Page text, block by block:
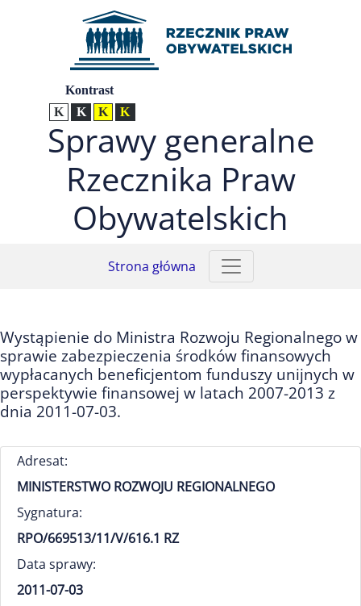
Przejdź do menu głównego (nacisnij Enter)
Przejdź do treści (nacisnij Enter)
Przejdź do mapy serwisu (nacisnij Enter)
UstawieniaKontrast
Kontrast normalny
Kontrast biały tekst na czarnym
Kontrast czarny tekst na żółtym
Sprawy generalne
Rzecznika Praw
Obywatelskich
Strona główna
Wystąpienie do Ministra Rozwoju Regionalnego w
sprawie zabezpieczenia środków finansowych
wypłacanych beneficjentom funduszy unijnych w
perspektywie finansowej w latach 2007-2013 z
dnia 2011-07-03.
Adresat:
MINISTERSTWO ROZWOJU REGIONALNEGO
Sygnatura:
RPO/669513/11/V/616.1 RZ
Data sprawy:
2011-07-03